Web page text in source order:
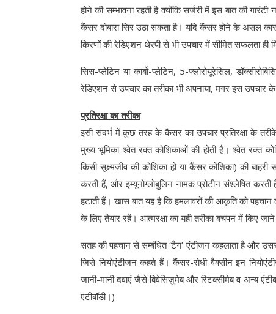
होने की सम्भावना रहती है क्योंकि सर्जरी में इस बात की
कैंसर दोबारा सिर उठा सकता है। यदि कैंसर होने के असल
किरणों की रेडिएशन थेरपी से भी उपचार में सीमित सफलता ही
सिस-प्लेटिन या कार्बो-प्लेटिन, 5-फ्लोरोयूरेसिल,
रेडिएशन से उपचार का तरीका भी अपनाया, मगर इस
प्रतिरक्षा का तरीका
इसी संदर्भ में कुछ तरह के कैंसर का उपचार प्रतिरक्षा के
मुख्य भूमिका श्वेत रक्त कोशिकाओं की होती है। श्वेत रक्त
किसी सूक्ष्मजीव की कोशिका हो या कैंसर कोशिका) की
करती हैं, और इम्यूनोग्लोबुलिन नामक प्रोटीन संश्लेषित
हटाती हैं। खास बात यह है कि हमलावरों की आकृति को पहचान
के लिए तैयार रहें। आत्मरक्षा का यही तरीका बचपन में किए
सतह की पहचान से सम्बंधित ‘टैग’ एंटीजन कहलाता है और
जिसे नियोएंटीजन कहते हैं। कैंसर-रोधी वैक्सीन इन
जानी-मानी दवाएं जैसे बिवेसिज़ुमेब और रिटक्सीमेब व अन्य
एंटीबॉडी।)